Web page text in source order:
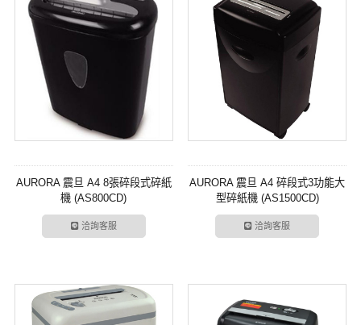
AURORA 震旦 A4 8張碎段式碎紙
機 (AS800CD)
洽詢客服
AURORA 震旦 A4 碎段式3功能大
型碎紙機 (AS1500CD)
洽詢客服